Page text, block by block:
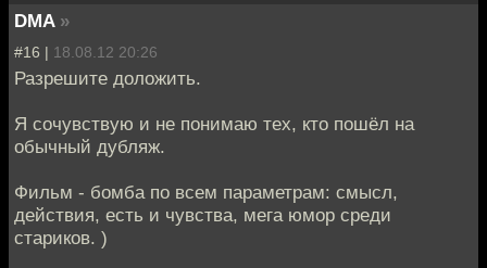
DMA »
#16 | 18.08.12 20:26
Разрешите доложить.
Я сочувствую и не понимаю тех, кто пошёл на
обычный дубляж.
Фильм - бомба по всем параметрам: смысл,
действия, есть и чувства, мега юмор среди
стариков. )